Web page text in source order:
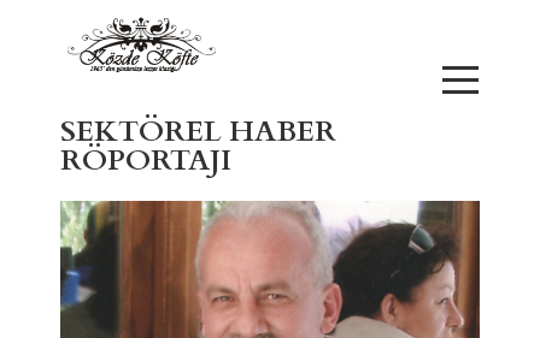
SEKTÖREL HABER
RÖPORTAJI